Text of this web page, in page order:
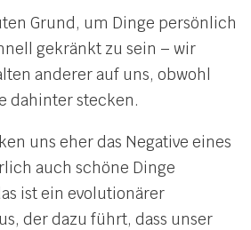
Grund, um Dinge persönlich
gekränkt zu sein – wir
anderer auf uns, obwohl
dahinter stecken.
uns eher das Negative eines
auch schöne Dinge
ist ein evolutionärer
der dazu führt, dass unser